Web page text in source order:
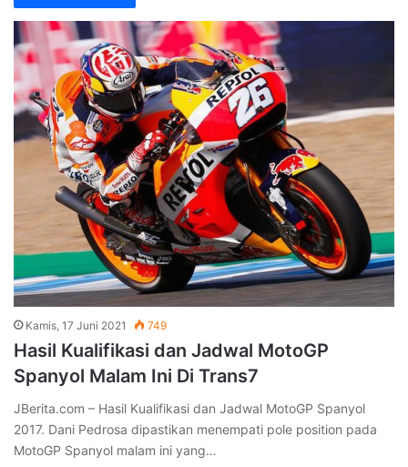
Kamis, 17 Juni 2021 749
Hasil Kualifikasi dan Jadwal MotoGP
Spanyol Malam Ini Di Trans7
JBerita.com – Hasil Kualifikasi dan Jadwal MotoGP Spanyol
2017. Dani Pedrosa dipastikan menempati pole position pada
MotoGP Spanyol malam ini yang…